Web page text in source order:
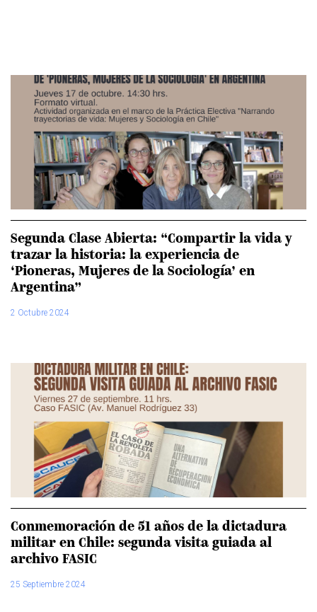
Segunda Clase Abierta: “Compartir la vida y
trazar la historia: la experiencia de
‘Pioneras, Mujeres de la Sociología’ en
Argentina”
2 Octubre 2024
Conmemoración de 51 años de la dictadura
militar en Chile: segunda visita guiada al
archivo FASIC
25 Septiembre 2024